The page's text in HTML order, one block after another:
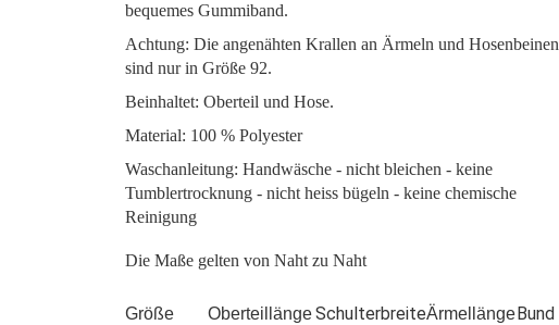
bequemes Gummiband.
Achtung: Die angenähten Krallen an Ärmeln und Hosenbeinen
sind nur in Größe 92.
Beinhaltet: Oberteil und Hose.
Material: 100 % Polyester
Waschanleitung: Handwäsche - nicht bleichen - keine
Tumblertrocknung - nicht heiss bügeln - keine chemische
Reinigung
Die Maße gelten von Naht zu Naht
Größe OberteillängeSchulterbreiteÄrmellängeBund